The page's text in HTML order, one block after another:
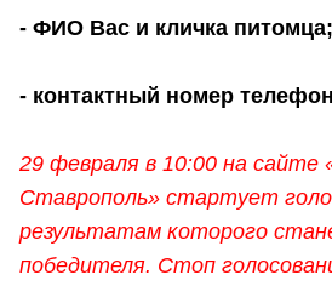
- ФИО Вас и кличка питомца;
- контактный номер
29 февраля в 10:00 на сайте
Ставрополь» стартует
результатам которого
победителя. Стоп